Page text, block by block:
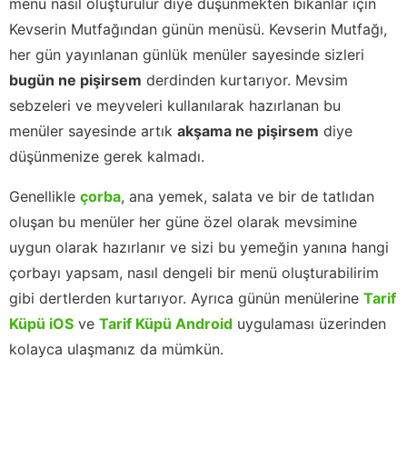
Kevserin Mutfağından günün menüsü. Kevserin Mutfağı,
her gün yayınlanan günlük menüler sayesinde sizleri
bugün ne pişirsem derdinden kurtarıyor. Mevsim
sebzeleri ve meyveleri kullanılarak hazırlanan bu
menüler sayesinde artık akşama ne pişirsem diye
düşünmenize gerek kalmadı.
Genellikle çorba, ana yemek, salata ve bir de tatlıdan
oluşan bu menüler her güne özel olarak mevsimine
uygun olarak hazırlanır ve sizi bu yemeğin yanına hangi
çorbayı yapsam, nasıl dengeli bir menü oluşturabilirim
gibi dertlerden kurtarıyor. Ayrıca günün menülerine Tarif
Küpü iOS ve Tarif Küpü Android uygulaması üzerinden
kolayca ulaşmanız da mümkün.